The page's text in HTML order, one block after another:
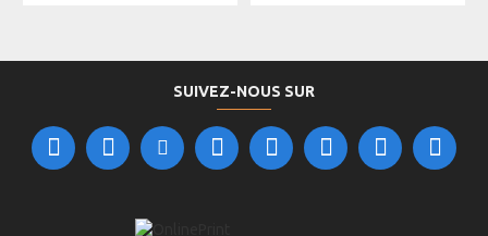
SUIVEZ-NOUS SUR